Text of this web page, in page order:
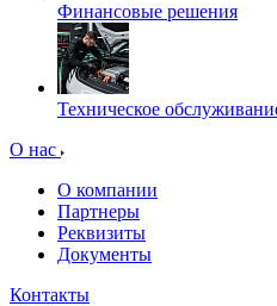
Финансовые решения
Техническое
О нас
О компании
Партнеры
Реквизиты
Документы
Контакты